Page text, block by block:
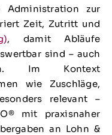
zur
Zeit, Zutritt und
, damit Abläufe
sind – auch
Im Kontext
wie Zuschläge,
relevant –
mit praxisnaher
an Lohn &